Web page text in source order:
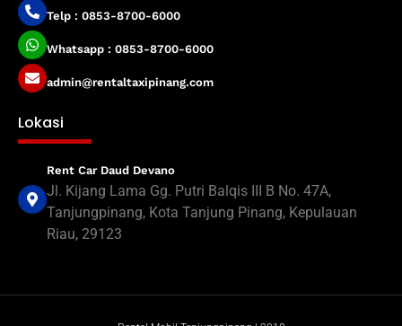
Telp : 0853-8700-6000
Whatsapp : 0853-8700-6000
admin@rentaltaxipinang.com
Lokasi
Rent Car Daud Devano
Jl. Kijang Lama Gg. Putri Balqis III B No. 47A,
Tanjungpinang, Kota Tanjung Pinang, Kepulauan
Riau, 29123